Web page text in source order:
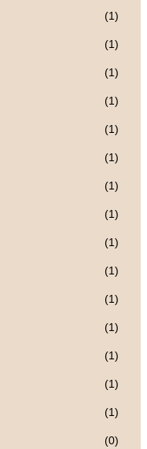
(1)
(1)
(1)
(1)
(1)
(1)
(1)
(1)
(1)
(1)
(1)
(1)
(1)
(1)
(1)
(0)